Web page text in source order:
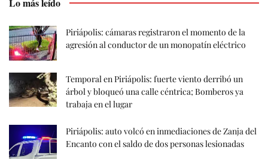
Lo más leído
Piriápolis: cámaras registraron el momento de la
agresión al conductor de un monopatín eléctrico
Temporal en Piriápolis: fuerte viento derribó un
árbol y bloqueó una calle céntrica; Bomberos ya
trabaja en el lugar
Piriápolis: auto volcó en inmediaciones de Zanja del
Encanto con el saldo de dos personas lesionadas